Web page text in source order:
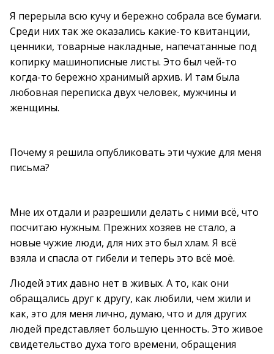
Я перерыла всю кучу и бережно собрала все бумаги.
Среди них так же оказались какие-то квитанции,
ценники, товарные накладные, напечатанные под
копирку машинописные листы. Это был чей-то
когда-то бережно хранимый архив. И там была
любовная переписка двух человек, мужчины и
женщины.
Почему я решила опубликовать эти чужие для меня
письма?
Мне их отдали и разрешили делать с ними всё, что
посчитаю нужным. Прежних хозяев не стало, а
новые чужие люди, для них это был хлам. Я всё
взяла и спасла от гибели и теперь это всё моё.
Людей этих давно нет в живых. А то, как они
обращались друг к другу, как любили, чем жили и
как, это для меня лично, думаю, что и для других
людей представляет большую ценность. Это живое
свидетельство духа того времени, обращения